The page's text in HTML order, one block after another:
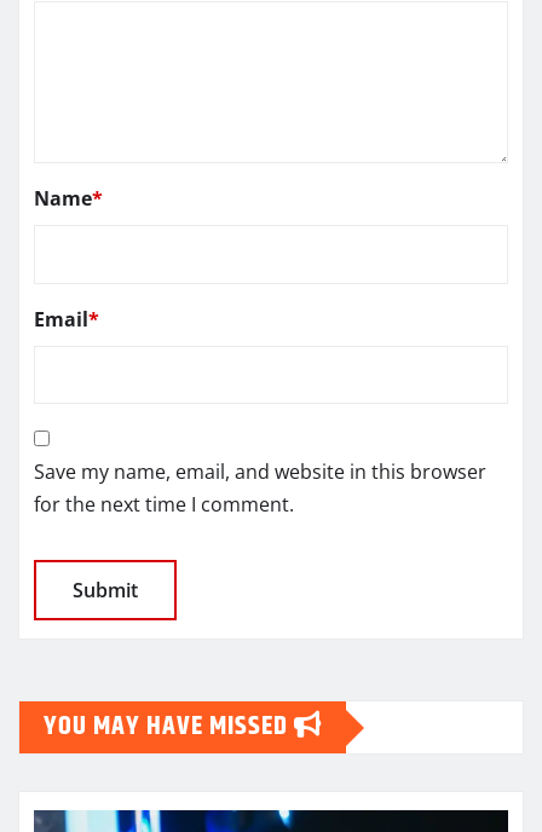
Name*
Email*
Save my name, email, and website in this browser
for the next time I comment.
YOU MAY HAVE MISSED